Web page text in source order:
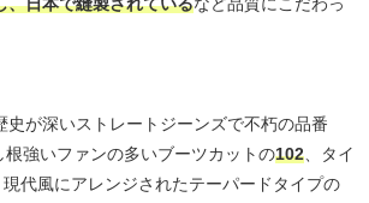
、日本で縫製されているなど品質にこだわっ
史が深いストレートジーンズで不朽の品番
根強いファンの多いブーツカットの102、タイ
現代風にアレンジされたテーパードタイプの